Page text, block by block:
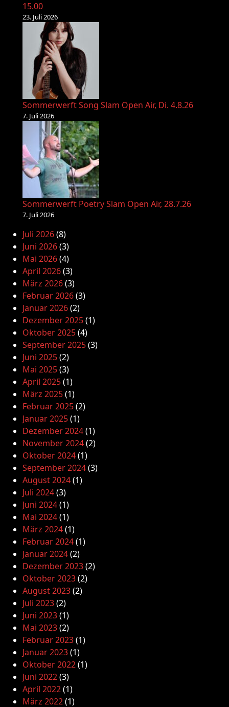
15.00
23. Juli 2026
Sommerwerft Song Slam Open Air, Di. 4.8.26
7. Juli 2026
Sommerwerft Poetry Slam Open Air, 28.7.26
7. Juli 2026
Juli 2026(8)
Juni 2026(3)
Mai 2026(4)
April 2026(3)
März 2026(3)
Februar 2026(3)
Januar 2026(2)
Dezember 2025(1)
Oktober 2025(4)
September 2025(3)
Juni 2025(2)
Mai 2025(3)
April 2025(1)
März 2025(1)
Februar 2025(2)
Januar 2025(1)
Dezember 2024(1)
November 2024(2)
Oktober 2024(1)
September 2024(3)
August 2024(1)
Juli 2024(3)
Juni 2024(1)
Mai 2024(1)
März 2024(1)
Februar 2024(1)
Januar 2024(2)
Dezember 2023(2)
Oktober 2023(2)
August 2023(2)
Juli 2023(2)
Juni 2023(1)
Mai 2023(2)
Februar 2023(1)
Januar 2023(1)
Oktober 2022(1)
Juni 2022(3)
April 2022(1)
März 2022(1)